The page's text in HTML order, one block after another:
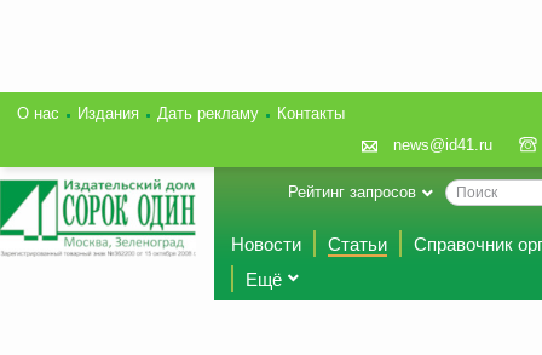
О нас Издания Дать рекламу
Контакты
news@id41.ru
Рейтинг запросов
Новости Статьи
Справочник
Ещё